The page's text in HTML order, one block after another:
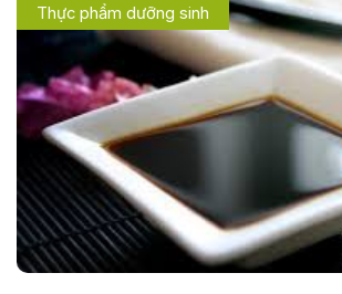
Thực phẩm dưỡng sinh